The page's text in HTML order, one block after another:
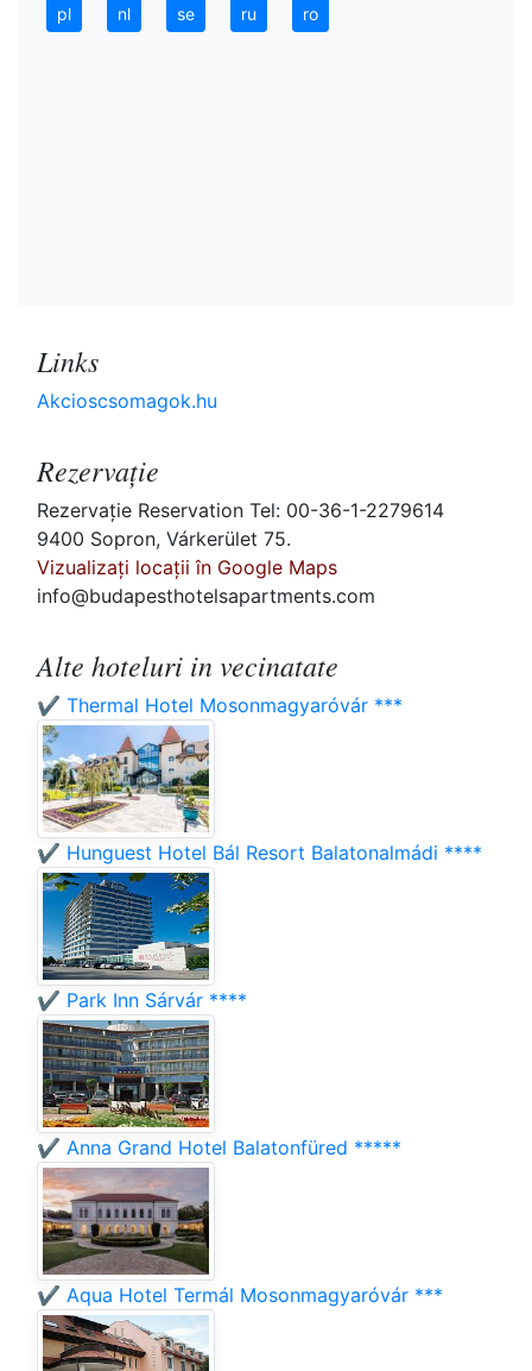
pl nl se ru ro
Links
Akcioscsomagok.hu
Rezervaţie
Rezervaţie Reservation Tel: 00-36-1-2279614
9400 Sopron, Várkerület 75.
Vizualizați locații în Google Maps
info@budapesthotelsapartments.com
Alte hoteluri in vecinatate
✔️ Thermal Hotel Mosonmagyaróvár ***
✔️ Hunguest Hotel Bál Resort Balatonalmádi ****
✔️ Park Inn Sárvár ****
✔️ Anna Grand Hotel Balatonfüred *****
✔️ Aqua Hotel Termál Mosonmagyaróvár ***